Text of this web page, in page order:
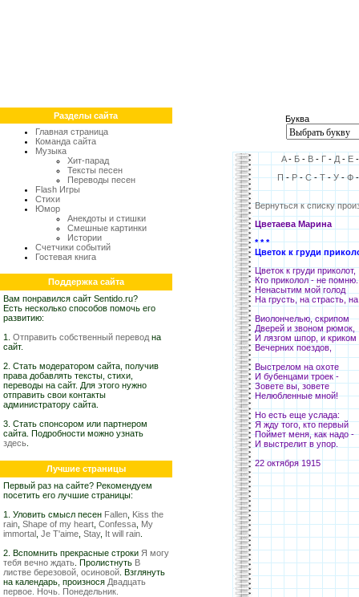
Разделы сайта
Главная страница
Команда сайта
Музыка
Хит-парад
Тексты песен
Переводы песен
Flash Игры
Стихи
Юмор
Анекдоты и стишки
Смешные картинки
Истории
Счетчики событий
Гостевая книга
Поддержка сайта
Вам понравился сайт Sentido.ru?
Есть несколько способов помочь его
развитию:
1. Отправить собственный перевод на
сайт.
2. Стать модератором сайта, получив
права добавлять тексты, стихи,
переводы на сайт. Для этого нужно
отправить свои контакты
администратору сайта.
3. Стать спонсором или партнером
сайта. Подробности можно узнать
здесь
Лучшие страницы
Первый раз на сайте? Рекомендуем
посетить его лучшие страницы:
1. Уловить смысл песен Fallen Kiss the
rain Shape of my heart Confessa My
immortal Je T'aime Stay, It will rain
2. Вспомнить прекрасные строки Я могу
тебя вечно ждать . Пролистнуть В
листве березовой, осиновой . Взглянуть
на календарь, произнося Двадцать
первое. Ночь. Понедельник.
Буква
A- Б - В - Г - Д - Е
П-Р-С-Т-У-Ф
Вернуться к списку
Цветаева Марина
* * *
Цветок к груди
Цветок к груди приколот,
Кто приколол - не помню.
Ненасытим мой голод
На грусть, на страсть,
Виолончелью, скрипом
Дверей и звоном рюмок,
И лязгом шпор, и криком
Вечерних поездов,
Выстрелом на охоте
И бубенцами троек -
Зовете вы, зовете
Нелюбленные мной!
Но есть еще услада:
Я жду того, кто первый
Поймет меня, как надо -
И выстрелит в упор.
22 октября 1915